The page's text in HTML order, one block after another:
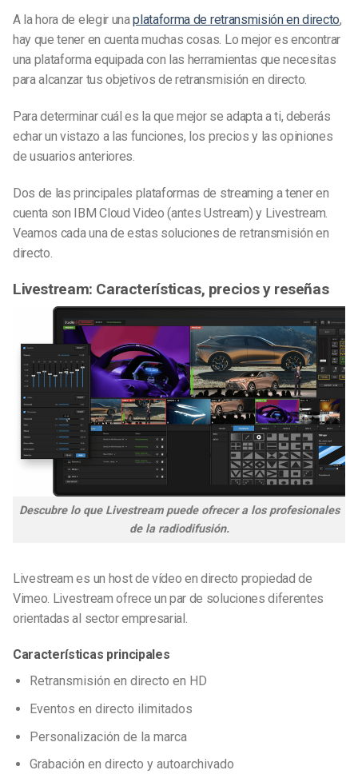
A la hora de elegir unaplataforma de retransmisión en directo,
hay que tener en cuenta muchas cosas. Lo mejor es encontrar
una plataforma equipada con las herramientas que necesitas
para alcanzar tus objetivos de retransmisión en directo.
Para determinar cuál es la que mejor se adapta a ti, deberás
echar un vistazo a las funciones, los precios y las opiniones
de usuarios anteriores.
Dos de las principales plataformas de streaming a tener en
cuenta son IBM Cloud Video (antes Ustream) y Livestream.
Veamos cada una de estas soluciones de retransmisión en
directo.
Livestream: Características, precios y reseñas
Descubre lo que Livestream puede ofrecer a los profesionales
de la radiodifusión.
Livestream es un host de vídeo en directo propiedad de
Vimeo. Livestream ofrece un par de soluciones diferentes
orientadas al sector empresarial.
Características principales
Retransmisión en directo en HD
Eventos en directo ilimitados
Personalización de la marca
Grabación en directo y autoarchivado